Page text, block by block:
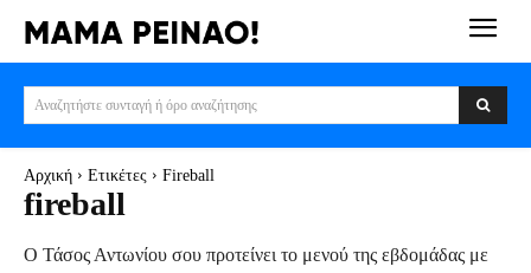
Αναζητήστε συνταγή ή όρο αναζήτησης
Αρχική Ετικέτες Fireball
fireball
Ο Τάσος Αντωνίου σου προτείνει το μενού της εβδομάδας με